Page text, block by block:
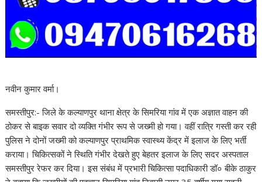
नवीन कुमार वर्मा।
समस्तीपुर:- जिले के कल्याणपुर थाना क्षेत्र के सिमरिया गांव में एक अज्ञात वाहन की
ठोकर से बाइक सवार दो व्यक्ति गंभीर रूप से जख्मी हो गया। वहीं रात्रि गस्ती कर रही
पुलिस ने दोनों जख्मी को कल्याणपुर प्राथमिक स्वास्थ्य केंद्र में इलाज के लिए भर्ती
कराया। चिकित्सकों ने स्थिति गंभीर देखते हुए बेहतर इलाज के लिए सदर अस्पताल
समस्तीपुर रेफर कर दिया। इस संबंध में प्रभारी चिकित्सा पदाधिकारी डॉ० बीके ठाकुर